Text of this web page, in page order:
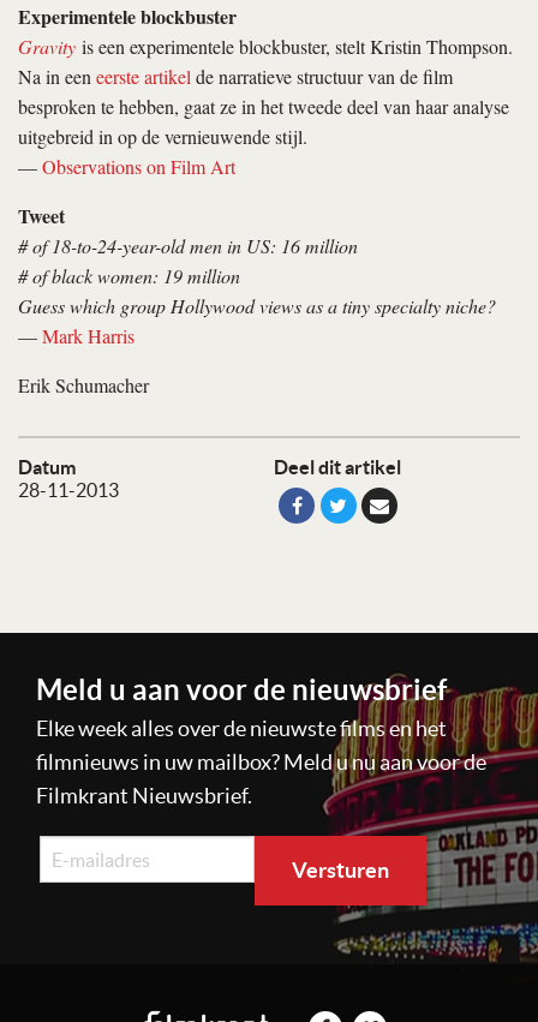
Datum
28-11-2013
Deel dit artikel
Experimentele blockbuster
Gravity is een experimentele blockbuster, stelt Kristin Thompson.
Na in eeneerste artikelde narratieve structuur van de film
besproken te hebben, gaat ze in het tweede deel van haar analyse
uitgebreid in op de vernieuwende stijl.
—Observations on Film Art
Tweet
# of 18-to-24-year-old men in US: 16 million
# of black women: 19 million
Guess which group Hollywood views as a tiny specialty niche?
—Mark Harris
Erik Schumacher
Meld u aan voor de nieuwsbrief
Elke week alles over de nieuwste films en het
filmnieuws in uw mailbox? Meld u nu aan voor de
Filmkrant Nieuwsbrief.